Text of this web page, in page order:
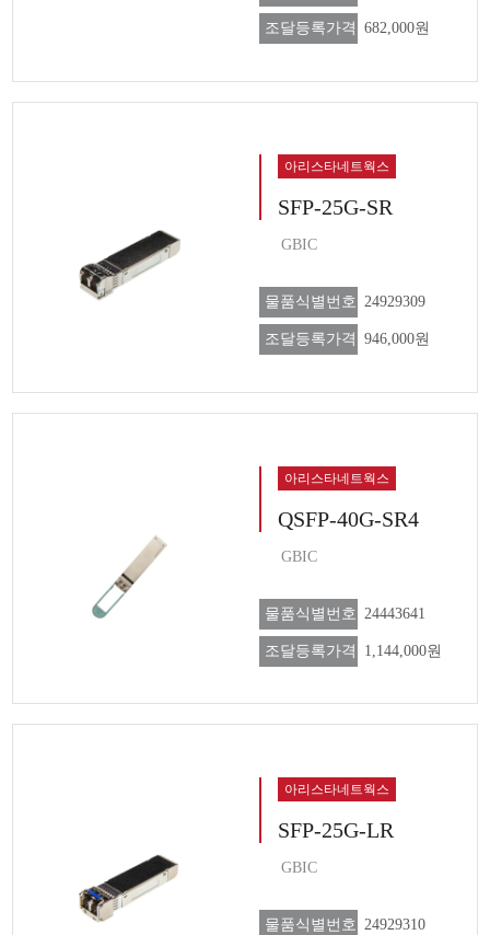
조달등록가격 682,000원
아리스타네트웍스
SFP-25G-SR
GBIC
물품식별번호 24929309
조달등록가격 946,000원
아리스타네트웍스
QSFP-40G-SR4
GBIC
물품식별번호 24443641
조달등록가격 1,144,000원
아리스타네트웍스
SFP-25G-LR
GBIC
물품식별번호 24929310